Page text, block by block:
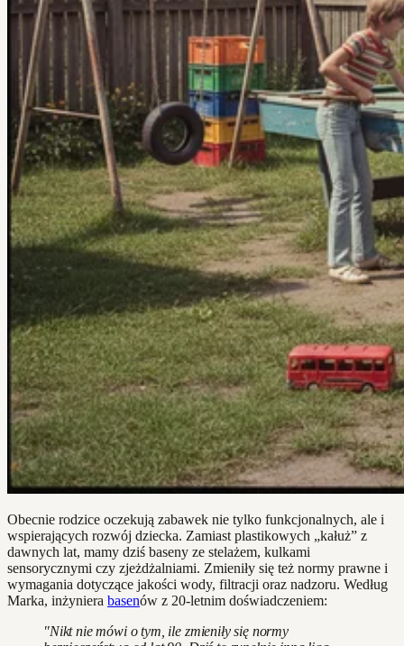
Obecnie rodzice oczekują zabawek nie tylko funkcjonalnych, ale i
wspierających rozwój dziecka. Zamiast plastikowych „kałuż” z
dawnych lat, mamy dziś baseny ze stelażem, kulkami
sensorycznymi czy zjeżdżalniami. Zmieniły się też normy prawne i
wymagania dotyczące jakości wody, filtracji oraz nadzoru. Według
Marka, inżyniera basenów z 20-letnim doświadczeniem:
"Nikt nie mówi o tym, ile zmieniły się normy